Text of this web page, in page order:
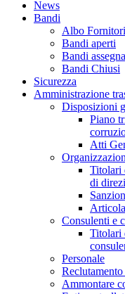
News
Bandi
Albo Fornitori
Bandi aperti
Bandi
Bandi Chiusi
Sicurezza
Amministrazione
Disposizioni
Piano
Atti
Titolari
di
Consulenti e
Titolari
Personale
Ammontare